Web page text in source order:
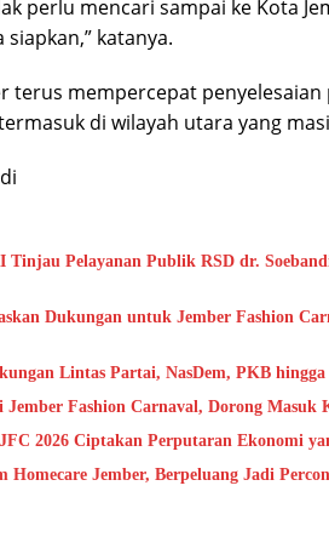
perlu mencari sampai ke Kota
katanya.
terus mempercepat
di wilayah utara yang
Pelayanan Publik RSD dr.
Dukungan untuk Jember Fashion
Lintas Partai, NasDem, PKB
Fashion Carnaval, Dorong Masuk
2026 Ciptakan Perputaran Ekonomi
Homecare Jember, Berpeluang Jadi